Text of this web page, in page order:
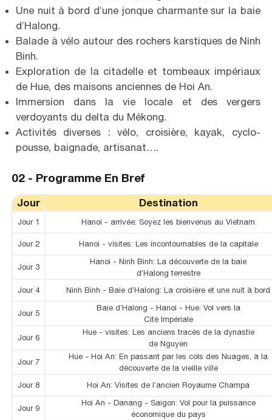
Une nuit à bord d’une jonque charmante sur la baie
d’Halong.
Balade à vélo autour des rochers karstiques de Ninh
Binh.
Exploration de la citadelle et tombeaux impériaux
de Hue, des maisons anciennes de Hoi An.
Immersion dans la vie locale et des vergers
verdoyants du delta du Mékong.
Activités diverses : vélo, croisière, kayak, cyclo-
pousse, baignade, artisanat….
02 - Programme En Bref
Jour Destination
Jour 1 Hanoi - arrivée: Soyez les bienvenus au Vietnam
Jour 2 Hanoi - visites: Les incontournables de la capitale
Jour 3
Hanoi - Ninh Binh: La découverte de la baie
d’Halong terrestre
Jour 4
Ninh Binh - Baie d’Halong: La croisière et une nuit à bord
Jour 5
Baie d’Halong - Hanoi - Hue: Vol vers la
Cité Impériale
Jour 6
Hue - visites: Les anciens tracés de la dynastie
de Nguyen
Jour 7
Hue - Hoi An: En passant par les cols des Nuages, à la
découverte de la vieille ville
Jour 8
Hoi An: Visites de l’ancien Royaume Champa
Jour 9
Hoi An - Danang - Saigon: Vol pour la puissance
économique du pays